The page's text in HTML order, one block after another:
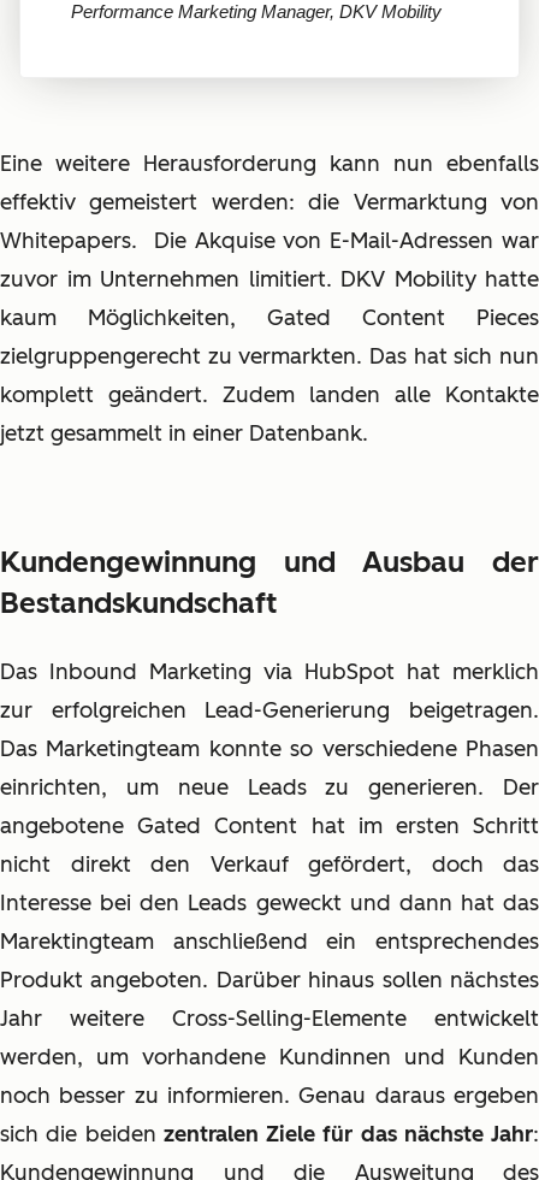
Performance Marketing Manager, DKV Mobility
Eine weitere Herausforderung kann nun ebenfalls
effektiv gemeistert werden: die Vermarktung von
Whitepapers. Die Akquise von E-Mail-Adressen war
zuvor im Unternehmen limitiert. DKV Mobility hatte
kaum Möglichkeiten, Gated Content Pieces
zielgruppengerecht zu vermarkten. Das hat sich nun
komplett geändert. Zudem landen alle Kontakte
jetzt gesammelt in einer Datenbank.
Kundengewinnung und Ausbau der
Bestandskundschaft
Das Inbound Marketing via HubSpot hat merklich
zur erfolgreichen Lead-Generierung beigetragen.
Das Marketingteam konnte so verschiedene Phasen
einrichten, um neue Leads zu generieren. Der
angebotene Gated Content hat im ersten Schritt
nicht direkt den Verkauf gefördert, doch das
Interesse bei den Leads geweckt und dann hat das
Marektingteam anschließend ein entsprechendes
Produkt angeboten. Darüber hinaus sollen nächstes
Jahr weitere Cross-Selling-Elemente entwickelt
werden, um vorhandene Kundinnen und Kunden
noch besser zu informieren. Genau daraus ergeben
sich die beiden zentralen Ziele für das nächste Jahr:
Kundengewinnung und die Ausweitung des